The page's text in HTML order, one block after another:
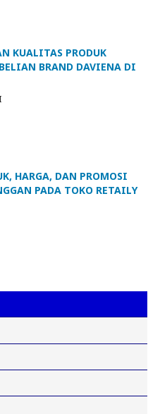
KUALITAS PRODUK
BRAND DAVIENA DI
HARGA, DAN PROMOSI
PADA TOKO RETAILY